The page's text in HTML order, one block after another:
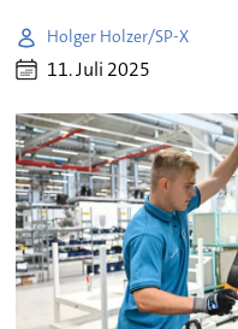
Holger Holzer/SP-X
11. Juli 2025